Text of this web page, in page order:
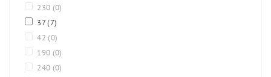
230 (0)
37(7)
42 (0)
190 (0)
240 (0)